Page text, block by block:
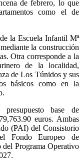
de febrero, lo que
como el de
la Escuela Infantil Mª
la construcción
Otra corresponde a la
de la localidad,
de Los Túnidos y sus
básicos como en la
base de
euros. Ambas
(PAI) del Consistorio
Fondo Europeo de
Programa Operativo